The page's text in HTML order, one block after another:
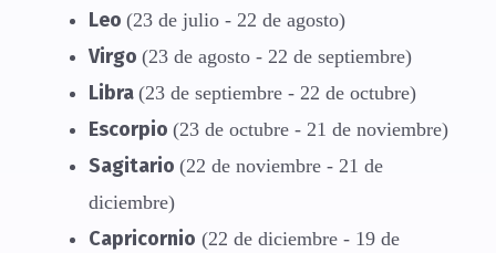
Leo (23 de julio - 22 de agosto)
Virgo (23 de agosto - 22 de septiembre)
Libra (23 de septiembre - 22 de octubre)
Escorpio (23 de octubre - 21 de noviembre)
Sagitario (22 de noviembre - 21 de
diciembre)
Capricornio (22 de diciembre - 19 de